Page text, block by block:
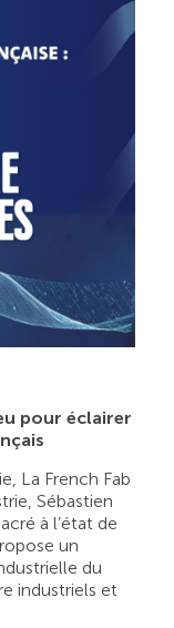
pour éclairer
La French Fab
Sébastien
à l’état de
un
du
industriels et